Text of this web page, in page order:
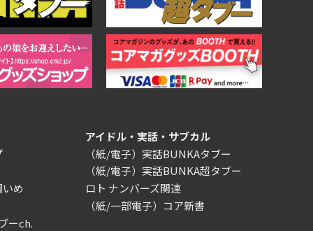
め
ーch.
アイドル・実話・サブカル
（紙/電子）実話BUNKAタブー
（紙/電子）実話BUNKA超タブー
ロト ナンバーズ関連
（紙/一部電子）コア新書